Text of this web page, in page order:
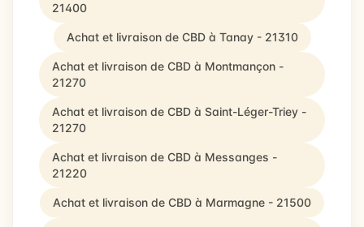
21400
Achat et livraison de CBD à Tanay - 21310
Achat et livraison de CBD à Montmançon -
21270
Achat et livraison de CBD à Saint-Léger-Triey -
21270
Achat et livraison de CBD à Messanges -
21220
Achat et livraison de CBD à Marmagne - 21500